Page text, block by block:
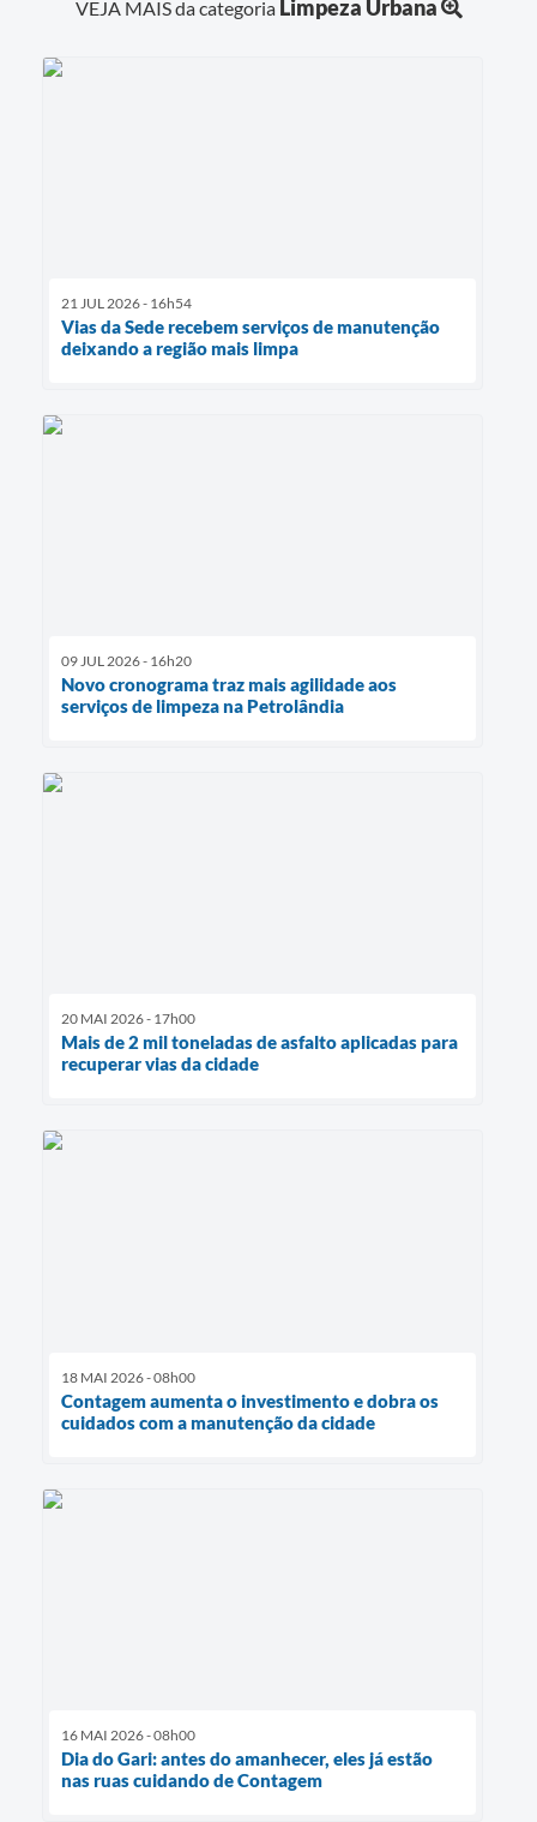
VEJA MAIS da categoria Limpeza Urbana
21 JUL 2026 - 16h54
Vias da Sede recebem serviços de manutenção
deixando a região mais limpa
09 JUL 2026 - 16h20
Novo cronograma traz mais agilidade aos
serviços de limpeza na Petrolândia
20 MAI 2026 - 17h00
Mais de 2 mil toneladas de asfalto aplicadas para
recuperar vias da cidade
18 MAI 2026 - 08h00
Contagem aumenta o investimento e dobra os
cuidados com a manutenção da cidade
16 MAI 2026 - 08h00
Dia do Gari: antes do amanhecer, eles já estão
nas ruas cuidando de Contagem